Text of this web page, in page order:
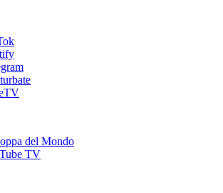
del Mondo
TV